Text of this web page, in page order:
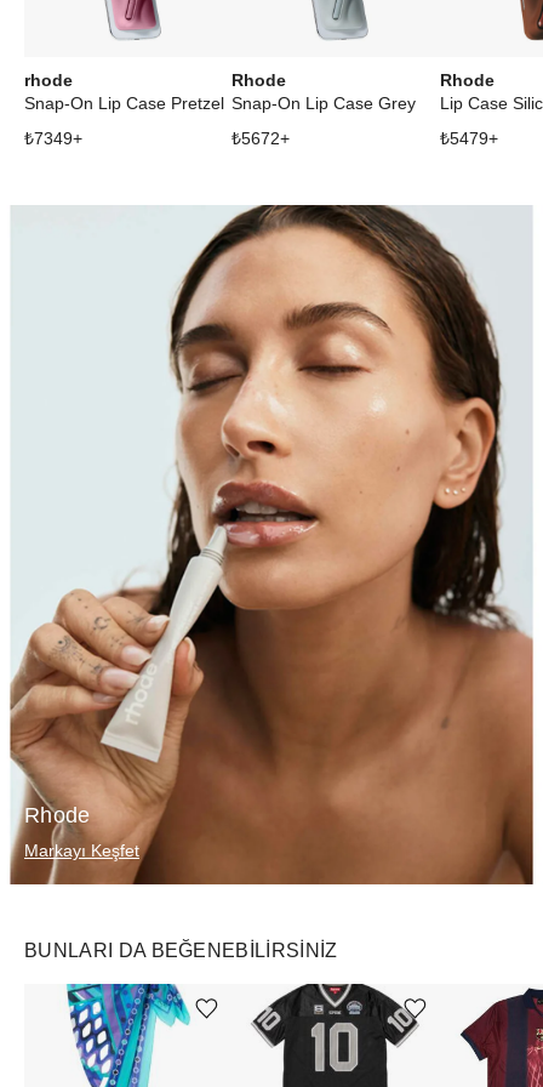
rhode
Snap-On Lip Case Pretzel
₺7349+
Rhode
Snap-On Lip Case Grey
₺5672+
Rhode
₺5479+
Rhode
Markayı Keşfet
BUNLARI DA BEĞENEBILIRSINIZ
Ürünü istek listesine ekle veya listeden çıkar Ürünü istek listesine ekle veya listeden çıkar